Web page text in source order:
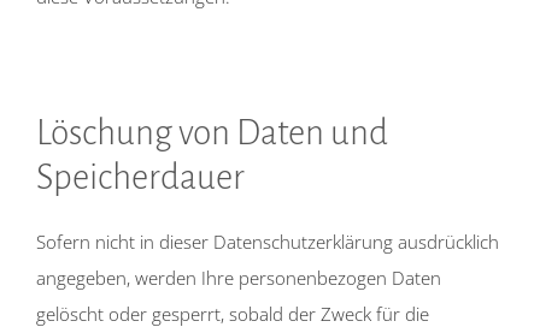
Löschung von Daten und
Speicherdauer
Sofern nicht in dieser Datenschutzerklärung ausdrücklich
angegeben, werden Ihre personenbezogen Daten
gelöscht oder gesperrt, sobald der Zweck für die